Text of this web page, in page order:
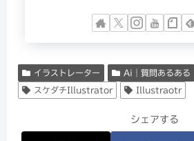
イラストレーター Ai｜質問あるある
スケダチIllustrator Illustraotr
シェアする